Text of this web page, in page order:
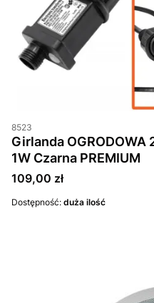
8523
Girlanda OGRODOWA
1W Czarna PREMIUM
Cena
109,00 zł
Dostępność: duża ilość